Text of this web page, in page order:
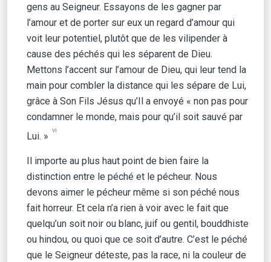
gens au Seigneur. Essayons de les gagner par
l’amour et de porter sur eux un regard d’amour qui
voit leur potentiel, plutôt que de les vilipender à
cause des péchés qui les séparent de Dieu.
Mettons l’accent sur l’amour de Dieu, qui leur tend la
main pour combler la distance qui les sépare de Lui,
grâce à Son Fils Jésus qu’Il a envoyé « non pas pour
condamner le monde, mais pour qu’il soit sauvé par
Lui. »
vi
Il importe au plus haut point de bien faire la
distinction entre le péché et le pécheur. Nous
devons aimer le pécheur même si son péché nous
fait horreur. Et cela n’a rien à voir avec le fait que
quelqu’un soit noir ou blanc, juif ou gentil, bouddhiste
ou hindou, ou quoi que ce soit d’autre. C’est le péché
que le Seigneur déteste, pas la race, ni la couleur de